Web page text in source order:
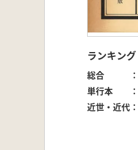
ランキング
総合
単行本
近世・近代